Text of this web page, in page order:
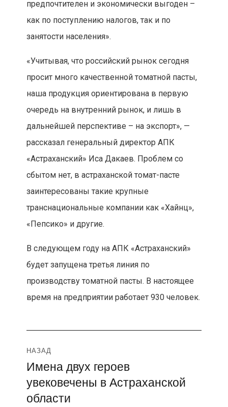
предпочтителен и экономически выгоден –
как по поступлению налогов, так и по
занятости населения».
«Учитывая, что российский рынок сегодня
просит много качественной томатной пасты,
наша продукция ориентирована в первую
очередь на внутренний рынок, и лишь в
дальнейшей перспективе – на экспорт», —
рассказал генеральный директор АПК
«Астраханский» Иса Дакаев. Проблем со
сбытом нет, в астраханской томат-пасте
заинтересованы такие крупные
транснациональные компании как «Хайнц»,
«Пепсико» и другие.
В следующем году на АПК «Астраханский»
будет запущена третья линия по
производству томатной пасты. В настоящее
время на предприятии работает 930 человек.
Навигация
по
записям
НАЗАД
Предыдущая
запись:
Имена двух героев
увековечены в Астраханской
области